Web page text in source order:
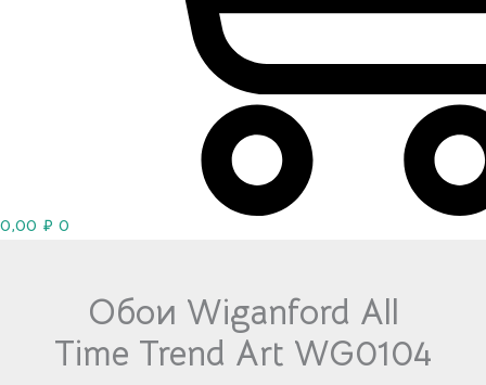
0,00 ₽ 0
Обои Wiganford All
Time Trend Art WG0104